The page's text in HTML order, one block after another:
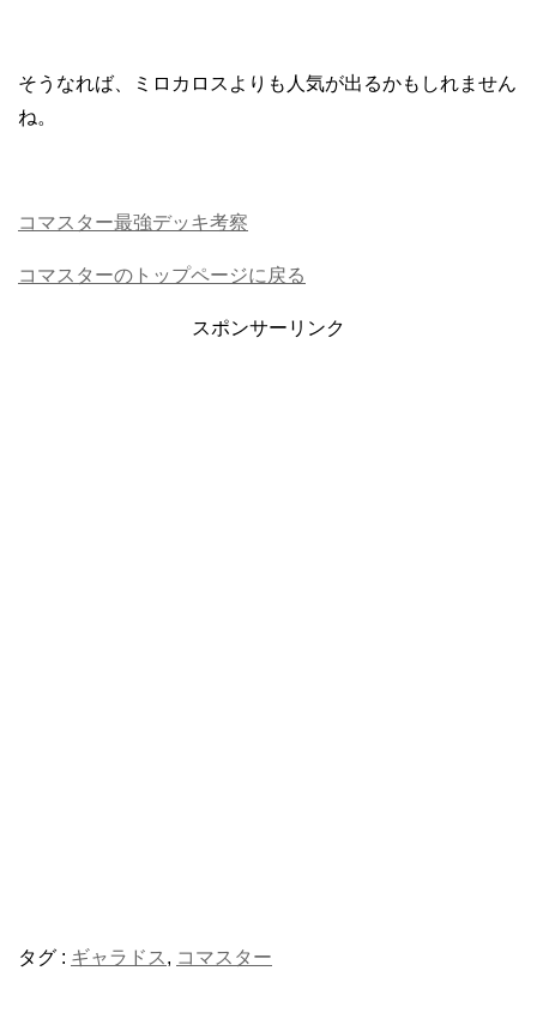
そうなれば、ミロカロスよりも人気が出るかもしれません
ね。
コマスター最強デッキ考察
コマスターのトップページに戻る
スポンサーリンク
タグ : ギャラドス , コマスター